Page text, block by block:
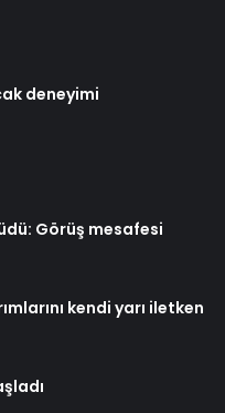
deneyimi
Görüş mesafesi
kendi yarı iletken